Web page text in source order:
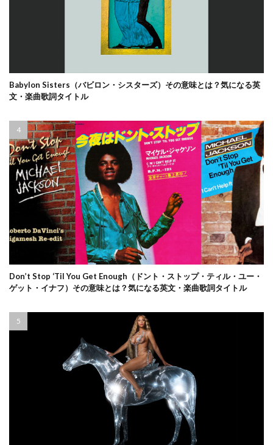
Babylon Sisters（バビロン・シスターズ）その意味とは？気になる英
文・楽曲歌詞タイトル
Don’t Stop ‘Til You Get Enough（ドント・ストップ・ティル・ユー・
ゲット・イナフ）その意味とは？気になる英文・楽曲歌詞タイトル